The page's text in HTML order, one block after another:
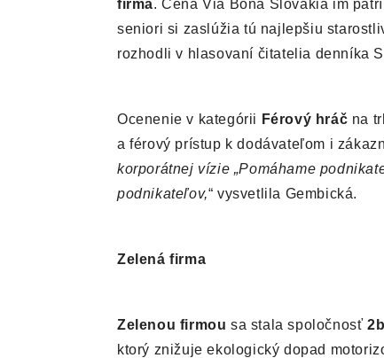
firma. Cena Via Bona Slovakia im
seniori si zaslúžia tú najlepšiu
rozhodli v hlasovaní čitatelia denníka
Ocenenie v kategórii Férový hráč na
a férový prístup k dodávateľom i
korporátnej vízie „Pomáhame
podnikateľov,“ vysvetlila Gembická.
Zelená firma
Zelenou firmou sa stala spoločnosť
ktorý znižuje ekologický dopad